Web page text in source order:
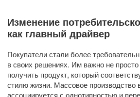
Изменение
как главный драйвер
Покупатели стали более
в своих решениях. Им важно не просто
получить продукт, который
стилю жизни. Массовое производство
ассоциируется с однотипностью и